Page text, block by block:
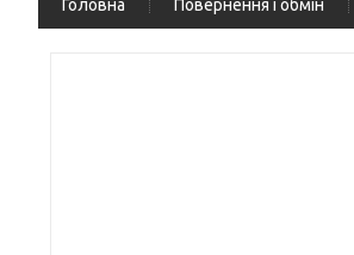
Головна Повернення і обмін